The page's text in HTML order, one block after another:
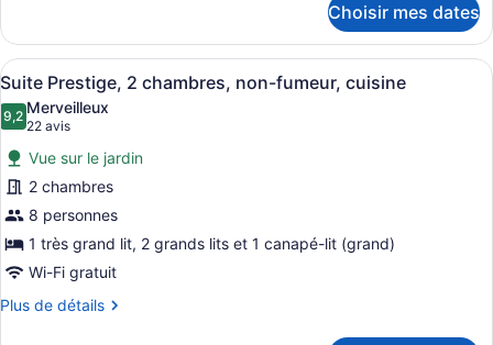
très
grand
lit
et
1
canapé-
lit,
cuisine
Suite
Prestige,
1
grand
et
canapé-
lit,
cuisine
Choisir mes dates
Afficher
toutes
les
photos
pour
ce
type
de
chambre :
Suite
Un salon moderne doté d’un
28
Suite Prestige, 2 chambres, non-fumeur, cuisine
9,29,2 sur 10
Merveilleux
22 avis
(22 avis)
Vue sur le jardin
2 chambres
8 personnes
1 très grand lit, 2 grands lits et 1 canapé-lit (grand)
Wi-Fi gratuit
Plus de détails
Plus